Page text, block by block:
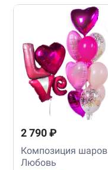
2 790 ₽
Композиция шаров
Любовь